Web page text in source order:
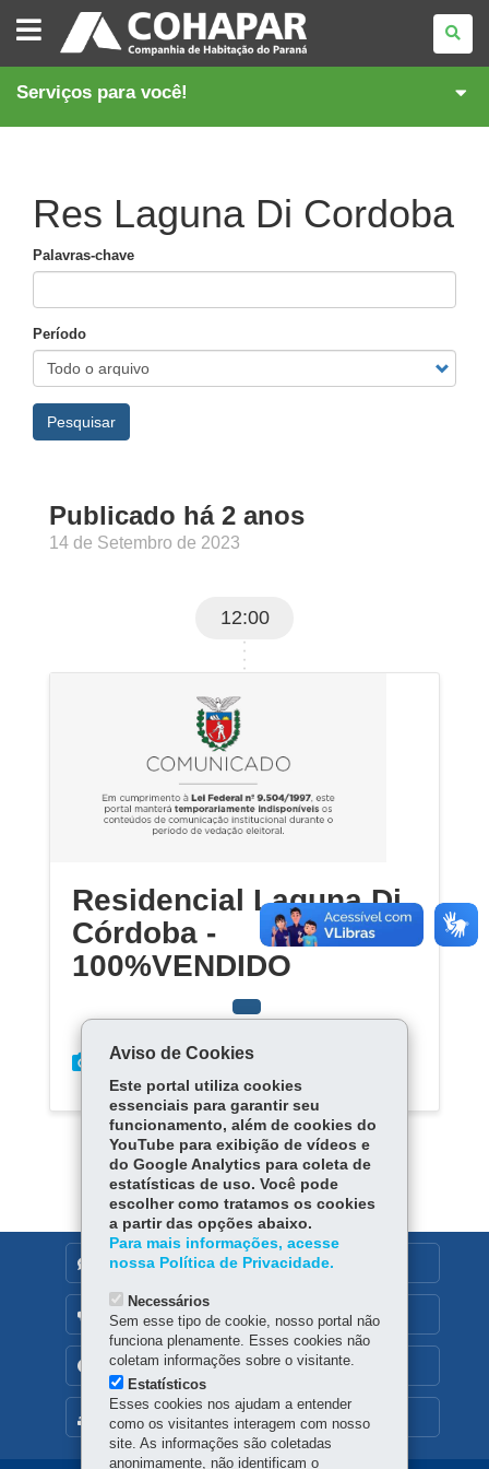
COMPANHIA
DE
HABITAÇÃO
DO
Serviços para você!
Res Laguna Di Cordoba
Palavras-chave
Período
Pesquisar
Publicado há 2 anos
14 de Setembro de 2023
12:00
Residencial Laguna Di
Córdoba - ​​​​​​​
100%VENDIDO
MAPA DO SITE
DENUNCIE CORRUPÇÃO
OUVIDORIA
TRANSPARÊNCIA INSTITUCIONAL
Aviso de Cookies
Este portal utiliza cookies
essenciais para garantir seu
funcionamento, além de cookies do
YouTube para exibição de vídeos e
do Google Analytics para coleta de
estatísticas de uso. Você pode
escolher como tratamos os cookies
a partir das opções abaixo.
Para mais informações, acesse
nossa Política de Privacidade.
Necessários
Sem esse tipo de cookie, nosso portal não
funciona plenamente. Esses cookies não
coletam informações sobre o visitante.
Estatísticos
Esses cookies nos ajudam a entender
como os visitantes interagem com nosso
site. As informações são coletadas
anonimamente, não identificam o